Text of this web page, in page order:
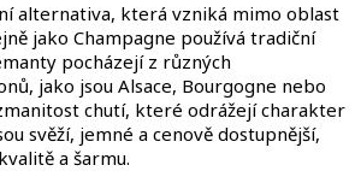
alternativa, která vzniká mimo oblast
jako Champagne používá tradiční
pocházejí z různých
jako jsou Alsace, Bourgogne nebo
chutí, které odrážejí charakter
svěží, jemné a cenově dostupnější,
a šarmu.